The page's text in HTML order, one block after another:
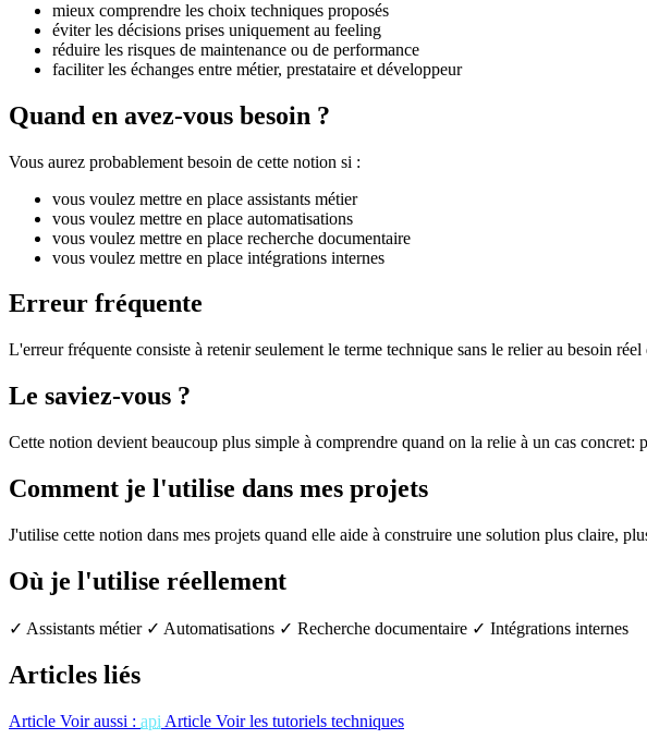
mieux comprendre les choix techniques proposés
éviter les décisions prises uniquement au feeling
réduire les risques de maintenance ou de performance
faciliter les échanges entre métier, prestataire et développeur
Quand en avez-vous besoin ?
Vous aurez probablement besoin de cette notion si :
vous voulez mettre en place assistants métier
vous voulez mettre en place automatisations
vous voulez mettre en place recherche documentaire
vous voulez mettre en place intégrations internes
Erreur fréquente
L'erreur fréquente consiste à retenir seulement le terme technique sans le relier au besoin réel
Le saviez-vous ?
Cette notion devient beaucoup plus simple à comprendre quand on la relie à un cas concret:
Comment je l'utilise dans mes projets
J'utilise cette notion dans mes projets quand elle aide à construire une solution plus claire,
Où je l'utilise réellement
✓ Assistants métier ✓ Automatisations ✓ Recherche documentaire ✓ Intégrations internes
Articles liés
Article Voir aussi : api Article Voir les tutoriels techniques